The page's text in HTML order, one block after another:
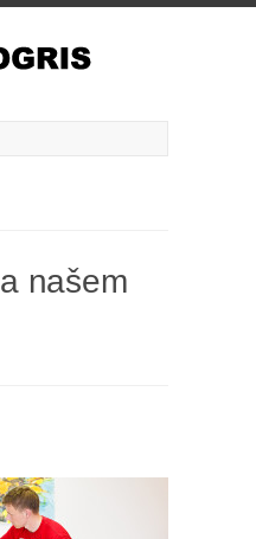
našem